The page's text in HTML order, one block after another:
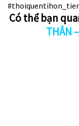
Có thể bạn
THÂN